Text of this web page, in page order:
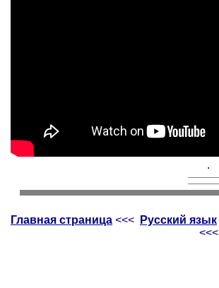
.
Главная страница <<< Русский язык
<<<